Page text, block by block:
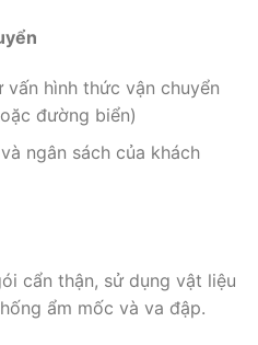
hình thức vận chuyển
đường biển)
ngân sách của khách
cẩn thận, sử dụng vật liệu
ẩm mốc và va đập.